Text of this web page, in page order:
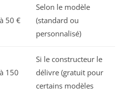
50 €
Selon le modèle
(standard ou
personnalisé)
150
Si le constructeur le
délivre (gratuit pour
certains modèles